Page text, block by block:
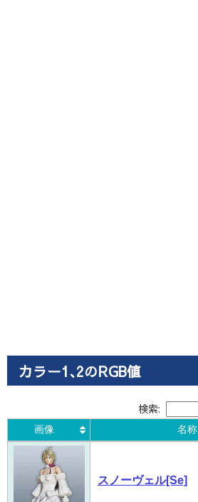
カラー1､2のRGB値
検索:
画像 名称
画像
スノーヴェル[Se]